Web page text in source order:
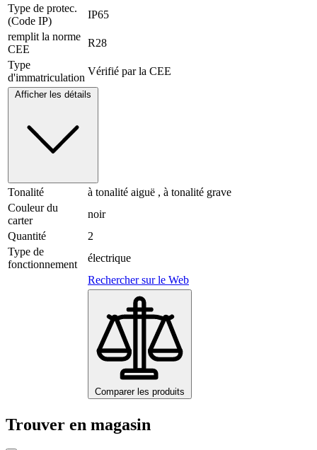
Type de protec.
(Code IP)
IP65
remplit la norme
CEE
R28
Type
d'immatriculation
Vérifié par la CEE
Afficher les détails
Tonalité
à tonalité aiguë , à tonalité grave
Couleur du
carter
noir
Quantité
2
Type de
fonctionnement
électrique
Rechercher sur le Web
Comparer les produits
Trouver en magasin